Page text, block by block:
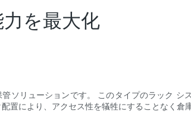
を最大化
ソリューションです。 このタイプのラック
により、アクセス性を犠牲にすることなく倉